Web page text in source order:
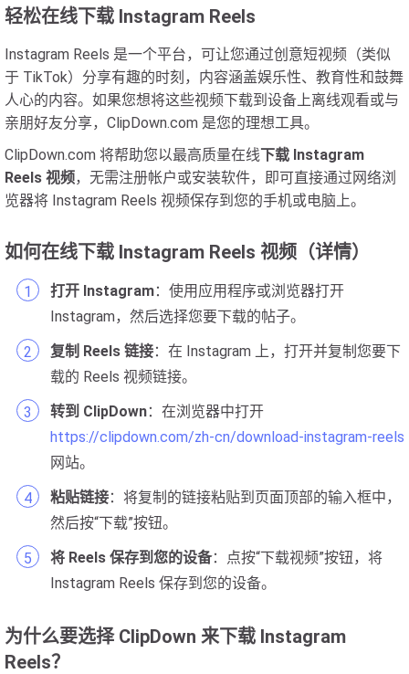
轻松在线下载 Instagram Reels
Instagram Reels 是一个平台，可让您通过创意短视频（类似
于 TikTok）分享有趣的时刻，内容涵盖娱乐性、教育性和鼓舞
人心的内容。如果您想将这些视频下载到设备上离线观看或与
亲朋好友分享，ClipDown.com 是您的理想工具。
ClipDown.com 将帮助您以最高质量在线下载 Instagram
Reels 视频，无需注册帐户或安装软件，即可直接通过网络浏
览器将 Instagram Reels 视频保存到您的手机或电脑上。
如何在线下载 Instagram Reels 视频（详情）
打开 Instagram：使用应用程序或浏览器打开
Instagram，然后选择您要下载的帖子。
复制 Reels 链接：在 Instagram 上，打开并复制您要下
载的 Reels 视频链接。
转到 ClipDown：在浏览器中打开
https://clipdown.com/zh-cn/download-instagram-reels
网站。
粘贴链接：将复制的链接粘贴到页面顶部的输入框中，
然后按“下载”按钮。
将 Reels 保存到您的设备：点按“下载视频”按钮，将
Instagram Reels 保存到您的设备。
为什么要选择 ClipDown 来下载 Instagram
Reels？